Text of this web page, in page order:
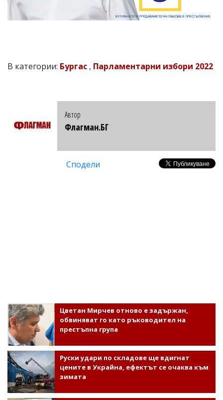
В категории: Бургас , Парламентарни избори 2022
Автор
Флагман.БГ
Сподели
Цветан Мирчев отново е задържан,
обвиняват го като ръководител на
престъпна група
Руски удари по складове ще вдигнат
цените в Украйна, ефектът се очаква към
зимата